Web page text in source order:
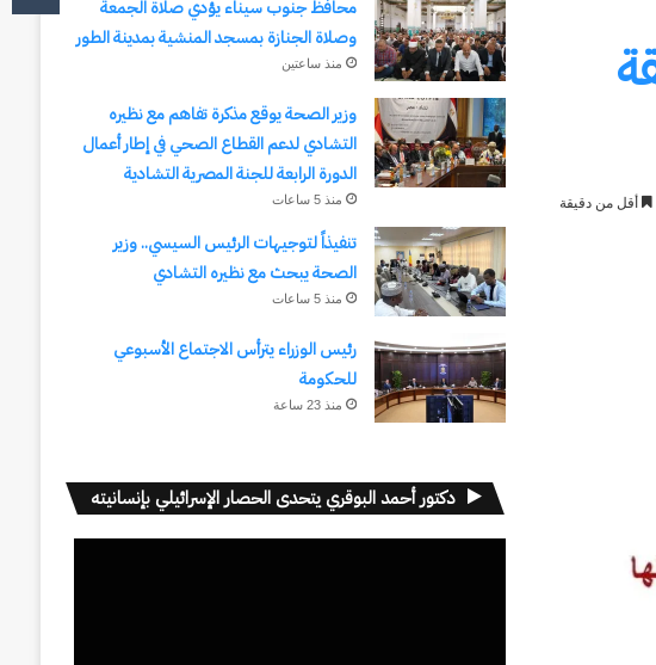
أقل من دقيقة
محافظ جنوب سيناء يؤدي صلاة الجمعة
وصلاة الجنازة بمسجد المنشية بمدينة الطور
منذ ساعتين
وزير الصحة يوقع مذكرة تفاهم مع نظيره
التشادي لدعم القطاع الصحي في إطار أعمال
الدورة الرابعة للجنة المصرية التشادية
منذ 5 ساعات
تنفيذاً لتوجيهات الرئيس السيسي.. وزير
الصحة يبحث مع نظيره التشادي
منذ 5 ساعات
رئيس الوزراء يترأس الاجتماع الأسبوعي
للحكومة
منذ 23 ساعة
دكتور أحمد البوقري يتحدى الحصار الإسرائيلي بإنسانيته